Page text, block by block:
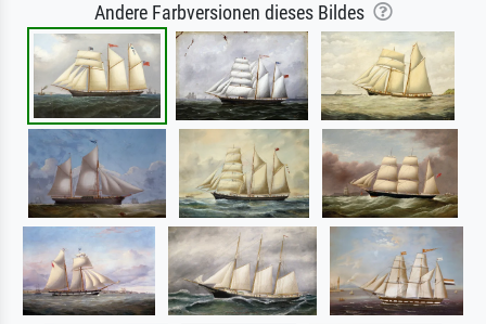
Andere Farbversionen dieses Bildes